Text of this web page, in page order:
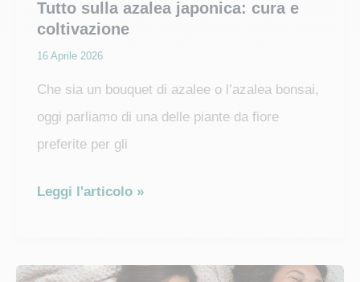
Tutto sulla azalea japonica: cura e
coltivazione
16 Aprile 2026
Che sia un bouquet di azalee o l’azalea bonsai,
oggi parliamo di una delle piante da fiore
preferite per gli
Tutto
japonica:
Leggi l'articolo »